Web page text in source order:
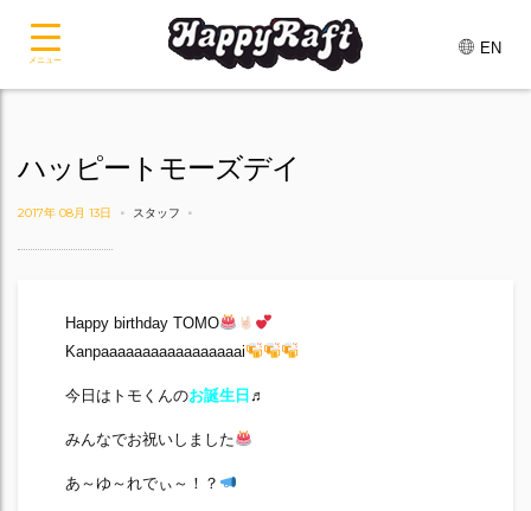
EN
ハッピートモーズデイ
2017年 08月 13日 スタッフ
Happy birthday TOMO
Kanpaaaaaaaaaaaaaaaaai
今日はトモくんのお誕生日 ♬
みんなでお祝いしました
あ～ゆ～れでぃ～！？
メニュー